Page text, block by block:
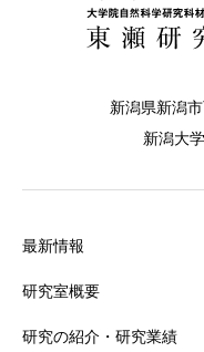
新潟県新潟
新潟大
最新情報
研究室概要
研究の紹介・研究業績